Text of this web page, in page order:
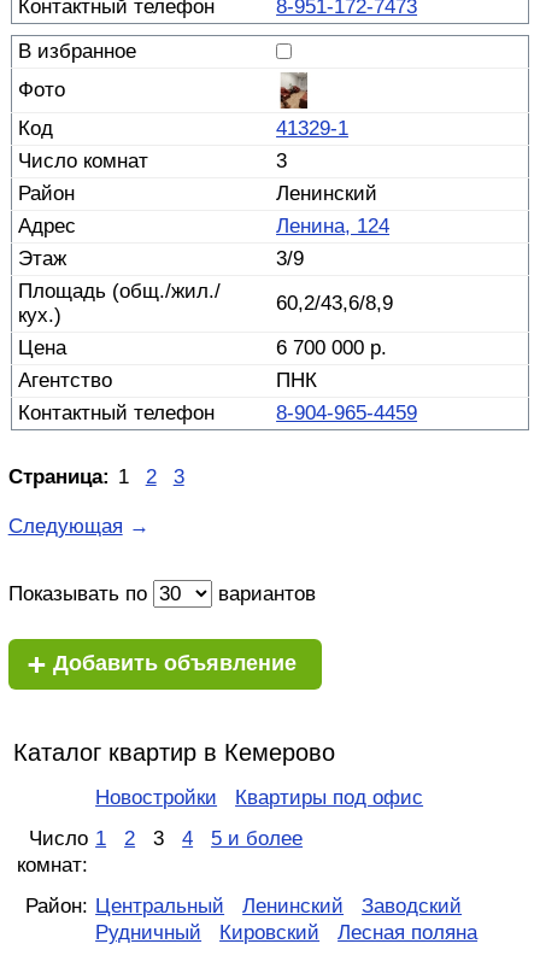
8-951-172-7473
41329-1
3
Ленинский
Ленина, 124
3/9
60,2/43,6/8,9
6 700 000 р.
ПНК
8-904-965-4459
Страница: 1 2 3
Следующая →
Показывать по вариантов
+ Добавить объявление
Каталог квартир в Кемерово
Новостройки
Квартиры под офис
Число
комнат:
1 2 3 4 5 и более
Район: Центральный Ленинский
Заводский
Рудничный
Кировский Лесная поляна